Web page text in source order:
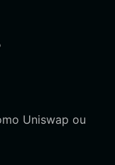
Uniswap ou